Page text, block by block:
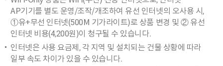
AP기기를 별도 운영/조작/개조하여 유선 인터넷의 오사용 시,
①유+무선 인터넷(500M 기가라이트)로 상품 변경 및 ② 유선
인터넷 비용(4,200원)이 청구될 수 있습니다.
인터넷은 사용 요금제, 각 지역 및 설치되는 건물 상황에 따라
일부 속도 차이가 있을 수 있습니다.